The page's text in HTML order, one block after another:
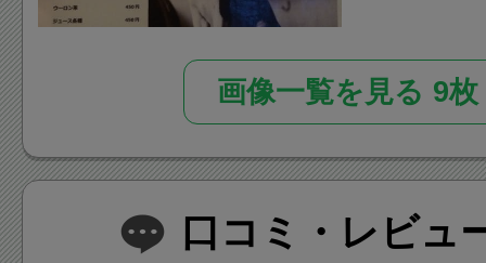
画像一覧を見る 9枚
口コミ・レビュ